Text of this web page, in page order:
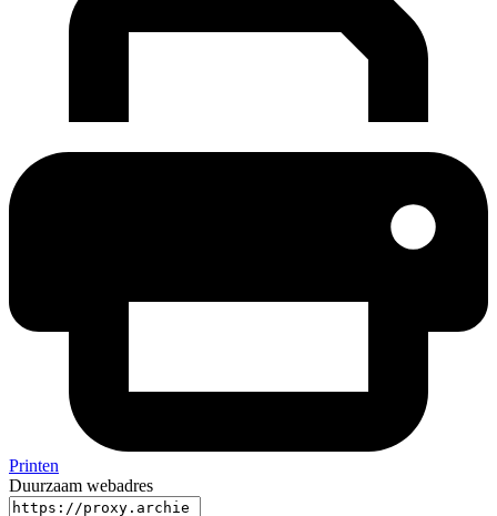
Printen
Duurzaam webadres